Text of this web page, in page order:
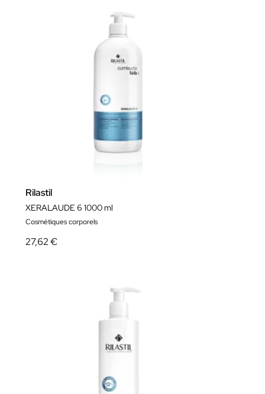
Rilastil
XERALAUDE 6 1000 ml
Cosmétiques corporels
27,62 €